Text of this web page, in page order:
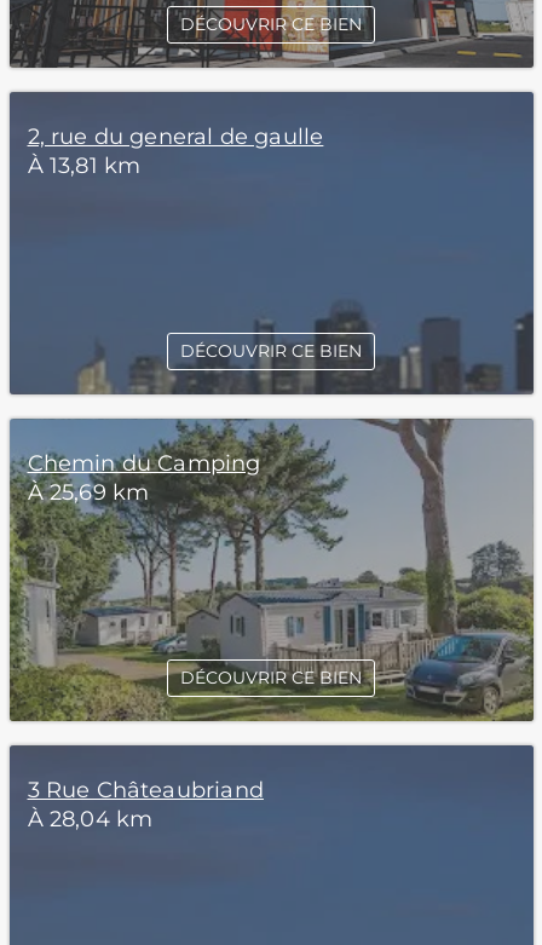
DÉCOUVRIR CE BIEN
2, rue du general de gaulle
À 13,81 km
DÉCOUVRIR CE BIEN
Chemin du Camping
À 25,69 km
DÉCOUVRIR CE BIEN
3 Rue Châteaubriand
À 28,04 km